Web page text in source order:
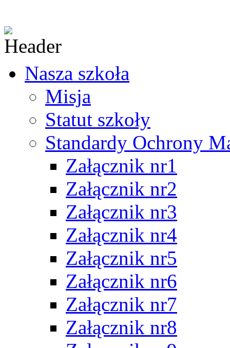
Nasza szkoła
Misja
Statut szkoły
Standardy Ochrony
Załącznik nr1
Załącznik nr2
Załącznik nr3
Załącznik nr4
Załącznik nr5
Załącznik nr6
Załącznik nr7
Załącznik nr8